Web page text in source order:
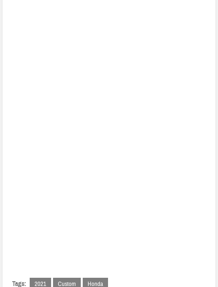
Tags: 2021 Custom Honda